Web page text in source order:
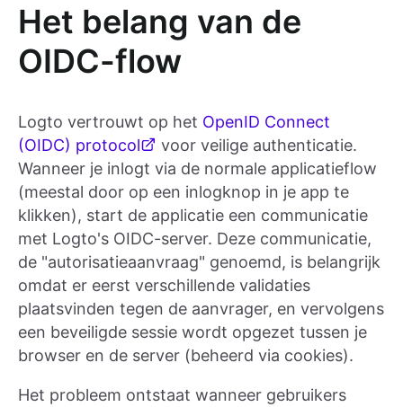
Het belang van de
OIDC-flow
Logto vertrouwt op het OpenID Connect
(OIDC) protocol
voor veilige authenticatie.
Wanneer je inlogt via de normale applicatieflow
(meestal door op een inlogknop in je app te
klikken), start de applicatie een communicatie
met Logto's OIDC-server. Deze communicatie,
de "autorisatieaanvraag" genoemd, is belangrijk
omdat er eerst verschillende validaties
plaatsvinden tegen de aanvrager, en vervolgens
een beveiligde sessie wordt opgezet tussen je
browser en de server (beheerd via cookies).
Het probleem ontstaat wanneer gebruikers